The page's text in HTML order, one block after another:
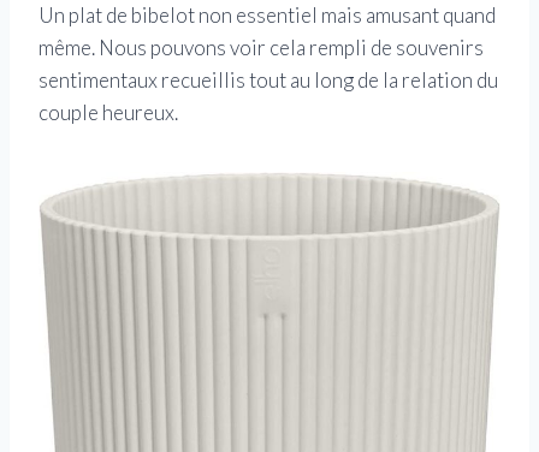
Un plat de bibelot non essentiel mais amusant quand
même. Nous pouvons voir cela rempli de souvenirs
sentimentaux recueillis tout au long de la relation du
couple heureux.